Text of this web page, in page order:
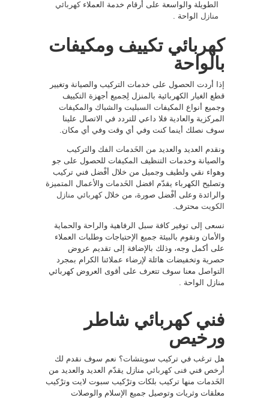
الطويلة والواسعة على أرقام خدمة العملاءكهربائي
منازل الواحة .
كهربائي تكييف ومكيفات
بالواحة
إذا أردت الحصول على خدمات التركيب والصيانة وتغيير
قطع الغيار الكهربائية بالمنزل لِجميع أجهزة التكييف
وجميع أنواع المكيفات السبليت والشباك والمكيفات
المركزية والعادية فلا داعي للتردد في الاتصال علينا
سوف نصلك أينما كنت وفي أي وقت وفي أي مكان.
ونقدم العديد والعديد من الخَدمات الفك والتركيب
والصيانة وخدمات التنظيف المكيفات للحصول على جو
وهواء نقي ولطيف وجميل من خلال أفْضل فني تركيب
وتصليح الكهرباء يقدّم افضل الخَدمات والأعمال المتميزة
والرائدة وعلى أفْضل صورة، من خلالكهربائي منازل
الكويت محترف.
نسعى إلى توفير كافة سبل الرفاهية والراحة والحماية
والأمان ونقوم بالبيئة جميع الإحتياجات وطلبات العملاء
على أكمل وجه، وذلك بالإضافة إلى تقديم عروض
حصرية وتخفيضات هائلة لإرضاء عملائنا الكرام بمجرد
التواصل معنا سوف تتعرف على أقوى العروض كهربائي
منازل الواحة .
فني كهربائي شاطر
ورخيص
هل ترغب في تركيب سويتشات؟ نعم سوف نقدم لك
أرخص فني فنى كهربائي منازل يقدّم العديد والعديد من
الخَدمات منها تركيب بلكات وترْكيب سبوت لايت وترْكيب
معلقات وثريات وتوصيل جميع الإسلام والوصلات